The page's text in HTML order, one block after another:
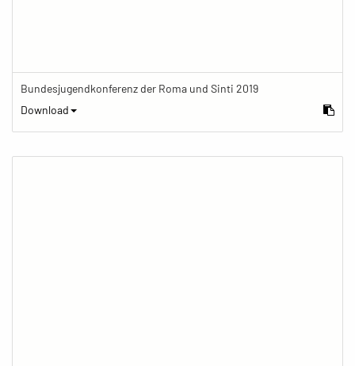
Bundesjugendkonferenz der Roma und Sinti 2019
Download